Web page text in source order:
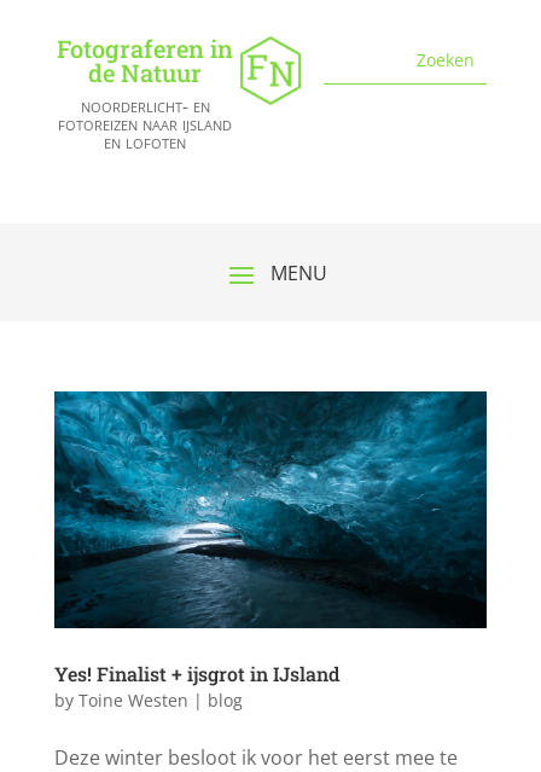
Fotograferen in
de Natuur
noorderlicht- en
fotoreizen naar ijsland
en lofoten
Yes! Finalist + ijsgrot in IJsland
by Toine Westen | blog
Deze winter besloot ik voor het eerst mee te